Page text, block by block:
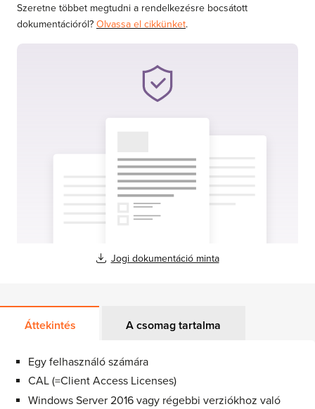
Szeretne többet megtudni a rendelkezésre bocsátott
dokumentációról? Olvassa el cikkünket.
Jogi dokumentáció minta
Áttekintés A csomag tartalma
Egy felhasználó számára
CAL (=Client Access Licenses)
Windows Server 2016 vagy régebbi verziókhoz való